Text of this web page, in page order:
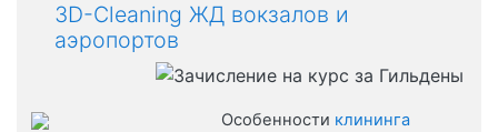
3D-Cleaning ЖД вокзалов и
аэропортов
Особенности клининга